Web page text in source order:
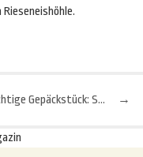
→
Das richtige Gepäckstück: So verpackt man richtig